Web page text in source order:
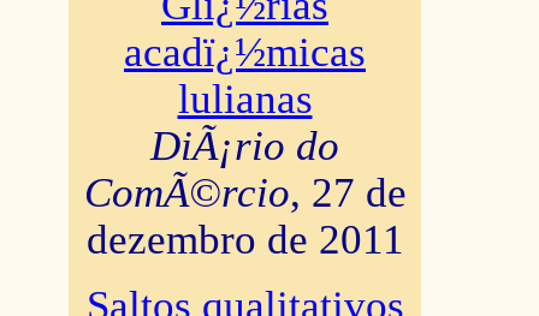
acadï¿½micas
lulianas
DiÃ¡rio do
ComÃ©rcio, 27 de
dezembro de 2011
Saltos qualitativos